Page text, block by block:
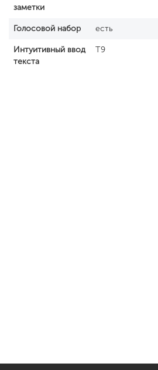
заметки
Голосовой набор есть
Интуитивный ввод
текста
T9